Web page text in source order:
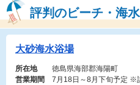
評判のビーチ・海
大砂海水浴場
所在地
徳島県海部郡海陽町
営業期間
7月18日～8月下旬予定 ※